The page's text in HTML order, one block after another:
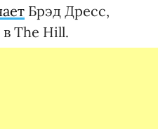
Брэд Дресс,
The Hill.